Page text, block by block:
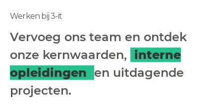
Werken bij 3-it
Vervoeg ons team en ontdek
onze kernwaarden, interne
opleidingen en uitdagende
projecten.